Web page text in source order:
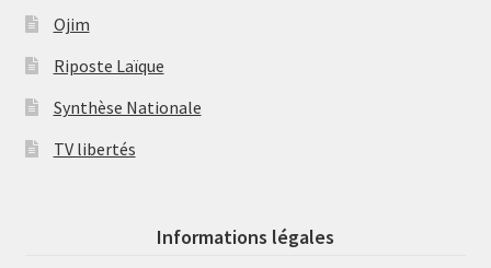
Ojim
Riposte Laïque
Synthèse Nationale
TV libertés
Informations légales